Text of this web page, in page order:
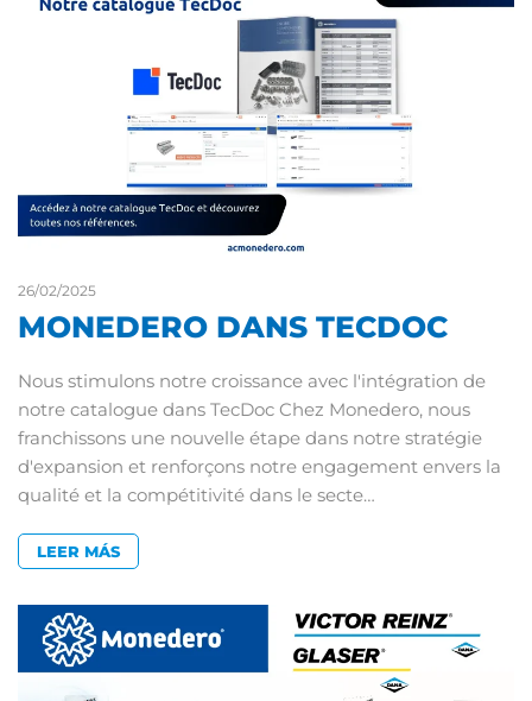
26/02/2025
MONEDERO DANS TECDOC
Nous stimulons notre croissance avec l'intégration de
notre catalogue dans TecDoc Chez Monedero, nous
franchissons une nouvelle étape dans notre stratégie
d'expansion et renforçons notre engagement envers la
qualité et la compétitivité dans le secte…
LEER MÁS